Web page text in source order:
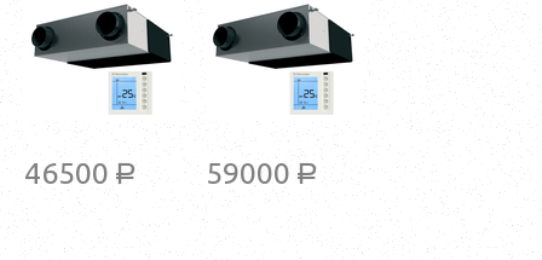
46500 a 59000 a